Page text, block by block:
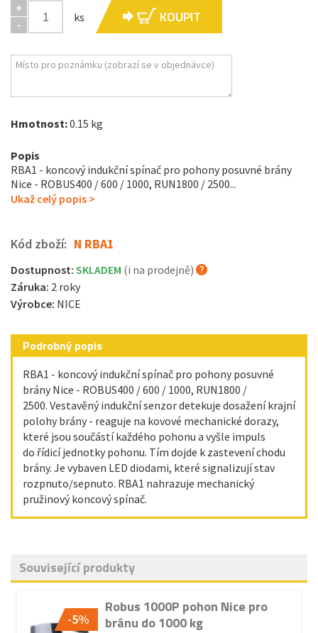
+
-
ks KOUPIT
Hmotnost:0.15 kg
Popis
RBA1 - koncový indukční spínač pro pohony posuvné brány
Nice - ROBUS400 / 600 / 1000, RUN1800 / 2500...
Ukaž celý popis >
Kód zboží: N RBA1
Dostupnost: SKLADEM (i na prodejně)
Záruka: 2 roky
Výrobce: NICE
Podrobný popis
RBA1 - koncový indukční spínač pro pohony posuvné
brány Nice - ROBUS400 / 600 / 1000, RUN1800 /
2500. Vestavěný indukční senzor detekuje dosažení krajní
polohy brány - reaguje na kovové mechanické dorazy,
které jsou součástí každého pohonu a vyšle impuls
do řídicí jednotky pohonu. Tím dojde k zastevení chodu
brány. Je vybaven LED diodami, které signalizují stav
rozpnuto/sepnuto. RBA1 nahrazuje mechanický
pružinový koncový spínač.
Související produkty
-5%
Robus 1000P pohon Nice pro
bránu do 1000 kg